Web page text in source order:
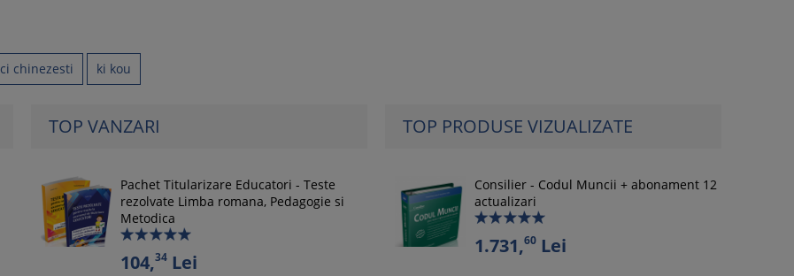
chinezesti ki kou
TOP VANZARI
Pachet Titularizare Educatori - Teste
rezolvate Limba romana, Pedagogie si
Metodica
104,34Lei
TOP PRODUSE VIZUALIZATE
Consilier - Codul Muncii + abonament 12
actualizari
1.731,60Lei